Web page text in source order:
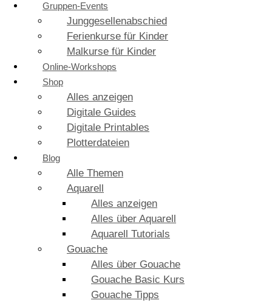
Gruppen-Events
Junggesellenabschied
Ferienkurse für Kinder
Malkurse für Kinder
Online-Workshops
Shop
Alles anzeigen
Digitale Guides
Digitale Printables
Plotterdateien
Blog
Alle Themen
Aquarell
Alles anzeigen
Alles über Aquarell
Aquarell Tutorials
Gouache
Alles über Gouache
Gouache Basic Kurs
Gouache Tipps